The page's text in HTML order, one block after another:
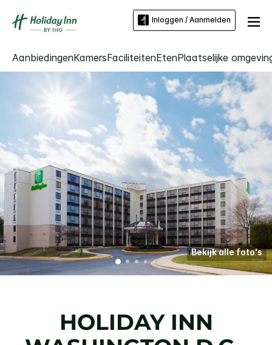
Inloggen / Aanmelden
AanbiedingenKamersFaciliteitenEtenPlaatselijke
Bekijk alle foto's
HOLIDAY INN